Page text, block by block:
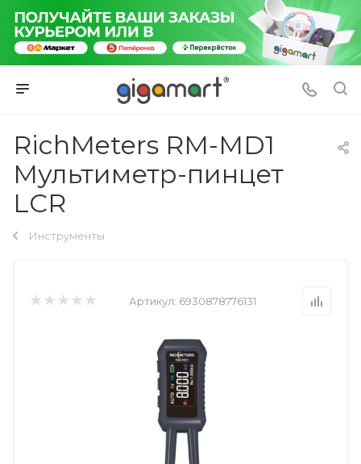
RichMeters RM-MD1
Мультиметр-пинцет
LCR
Инструменты
Артикул: 6930878776131